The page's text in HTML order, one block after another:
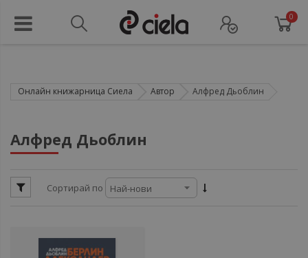
0
Онлайн книжарница Сиела Автор Алфред Дьоблин
Алфред Дьоблин
Сортирай по